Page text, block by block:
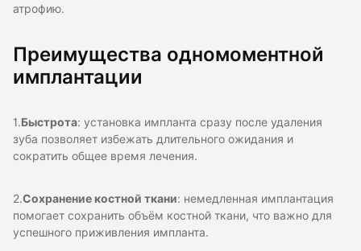
атрофию.
Преимущества одномоментной
имплантации
1.Быстрота: установка импланта сразу после удаления
зуба позволяет избежать длительного ожидания и
сократить общее время лечения.
2.Сохранение костной ткани: немедленная имплантация
помогает сохранить объём костной ткани, что важно для
успешного приживления импланта.